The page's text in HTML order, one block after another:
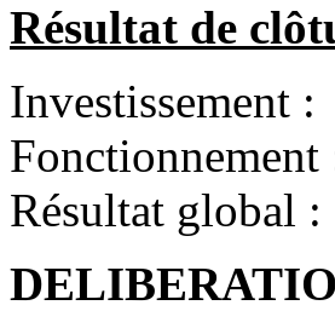
Résultat de
Investissement
Résultat global